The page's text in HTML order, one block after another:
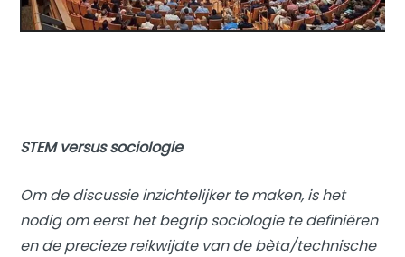
STEM versus sociologie
Om de discussie inzichtelijker te maken, is het
nodig om eerst het begrip sociologie te definiëren
en de precieze reikwijdte van de bèta/technische